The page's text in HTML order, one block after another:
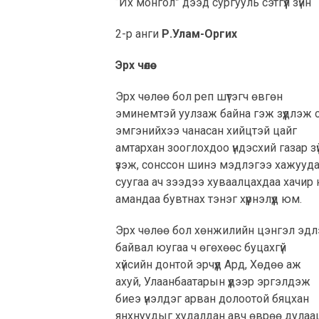
2-р анги Р.Улам-Оргих
Эрх чөлөө
Эрх чөлөө бол реп шүтэгч өвгөн
эминемтэй уулзаж байна гэж зүүдлэж
эмгэнийхээ чанасан хийцтэй цайг
амтархан зооглохдоо үндэсхий газар
үзэж, сонссон шинэ мэдлэгээ
суугаа ач зээдээ хуваалцахдаа
амандаа бувтнах тэнэг хүүрнэлүүд юм.
Эрх чөлөө бол хөнжилийн цэнгэл
байвал юугаа ч өгөхөөс буцахгүй
хүйсийн донтой эрчүүд Ард, Хөдөө аж
ахуй, Улаанбаатарын үүдээр эргэлдэж
биеэ үнэлдэг арван долоотой бяцхан
янхнуудыг худалдан авч өврөө